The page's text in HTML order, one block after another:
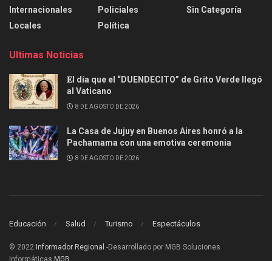
Internacionales
Locales
Policiales
Política
Sin Categoría
Ultimas Noticias
𝐄l día que el “DUENDECITO” de Grito Verde llegó
al Vaticano
8 DE AGOSTO DE 2026
La Casa de Jujuy en Buenos Aires honró a la
Pachamama con una emotiva ceremonia
8 DE AGOSTO DE 2026
Educación Salud Turismo Espectáculos
© 2022 Informador Regional -Desarrollado por MGB Soluciones
Informáticas MGB